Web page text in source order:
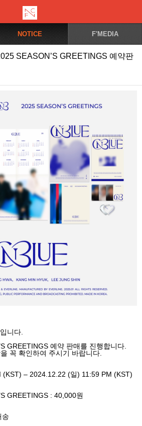
NOTICE F'MEDIA
SEASON’S GREETINGS 예약판
입니다
GREETINGS 예약 판매를 진행합니다
꼭 확인하여 주시기 바랍니다
(KST) – 2024.12.22 (일) 11:59 PM (KST)
GREETINGS : 40,000원
송